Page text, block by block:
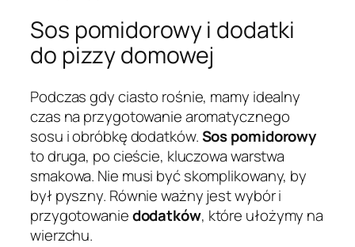
Sos pomidorowy i dodatki
do pizzy domowej
Podczas gdy ciasto rośnie, mamy idealny
czas na przygotowanie aromatycznego
sosu i obróbkę dodatków.Sos pomidorowy
to druga, po cieście, kluczowa warstwa
smakowa. Nie musi być skomplikowany, by
był pyszny. Równie ważny jest wybór i
przygotowaniedodatków, które ułożymy na
wierzchu.